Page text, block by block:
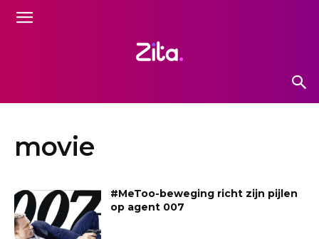
movie
#MeToo-beweging richt zijn pijlen
op agent 007